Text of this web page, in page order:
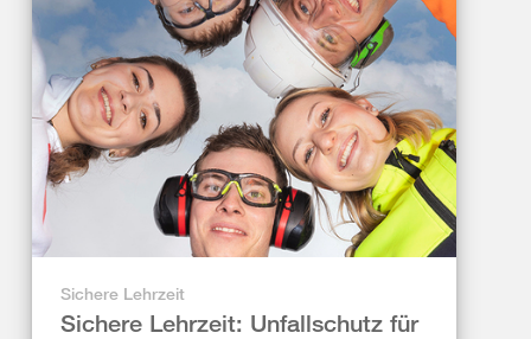
Sichere Lehrzeit
Sichere Lehrzeit: Unfallschutz für